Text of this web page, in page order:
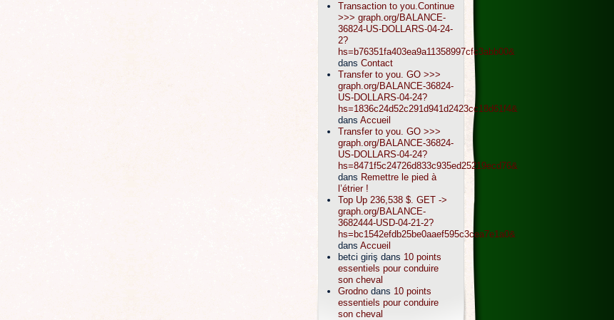
Transaction to you.Continue
>>> graph.org/BALANCE-
36824-US-DOLLARS-04-24-
2?
hs=b76351fa403ea9a11358997cfc3abb00&
dans Contact
Transfer to you. GO >>>
graph.org/BALANCE-36824-
US-DOLLARS-04-24?
hs=1836c24d52c291d941d2423cc18d61f4&
dans Accueil
Transfer to you. GO >>>
graph.org/BALANCE-36824-
US-DOLLARS-04-24?
hs=8471f5c24726d833c935ed25219ecd76&
dans Remettre le pied à
l’étrier !
Top Up 236,538 $. GET ->
graph.org/BALANCE-
3682444-USD-04-21-2?
hs=bc1542efdb25be0aaef595c3cea7e1a0&
dans Accueil
betci giriş dans 10 points
essentiels pour conduire
son cheval
Grodno dans 10 points
essentiels pour conduire
son cheval